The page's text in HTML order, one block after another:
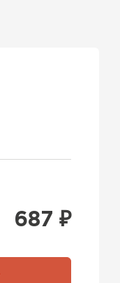
687 ₽